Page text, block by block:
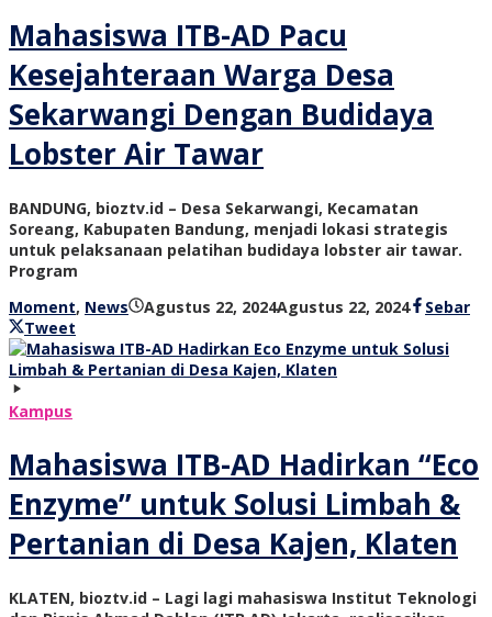
Mahasiswa ITB-AD Pacu
Kesejahteraan Warga Desa
Sekarwangi Dengan Budidaya
Lobster Air Tawar
BANDUNG, bioztv.id – Desa Sekarwangi, Kecamatan
Soreang, Kabupaten Bandung, menjadi lokasi strategis
untuk pelaksanaan pelatihan budidaya lobster air tawar.
Program
Moment, News Agustus 22, 2024Agustus 22, 2024oleh
tv
Sebar
Tweet
Kampus
Mahasiswa ITB-AD Hadirkan “Eco
Enzyme” untuk Solusi Limbah &
Pertanian di Desa Kajen, Klaten
KLATEN, bioztv.id – Lagi lagi mahasiswa Institut Teknologi